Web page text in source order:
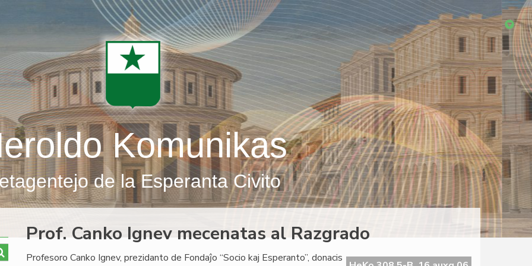
Komunikas
de la Esperanta Civito
Prof. Canko Ignev mecenatas al Razgrado
Profesoro Canko Ignev, prezidanto de Fondaĵo “Socio kaj Esperanto”, donacis